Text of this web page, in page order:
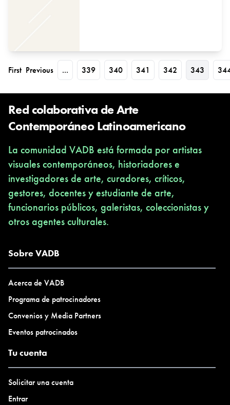
First Previous ... 339 340 341 342 343
Red colaborativa de Arte
Contemporáneo Latinoamericano
La comunidad VADB está formada por artistas
visuales contemporáneos, historiadores e
investigadores de arte, curadores, críticos,
gestores, docentes y estudiante de arte,
funcionarios públicos, galeristas, coleccionistas y
otros agentes culturales.
Sobre VADB
Acerca de VADB
Programa de patrocinadores
Convenios y Media Partners
Eventos patrocinados
Tu cuenta
Solicitar una cuenta
Entrar